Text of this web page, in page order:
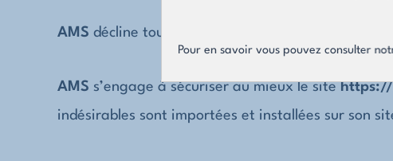
Pour en savoir vous pouvez consulter
AMS décline toute responsabilité quant à
AMS s’engage à sécuriser au mieux le sitehttps://
indésirables sont importées et installées sur son